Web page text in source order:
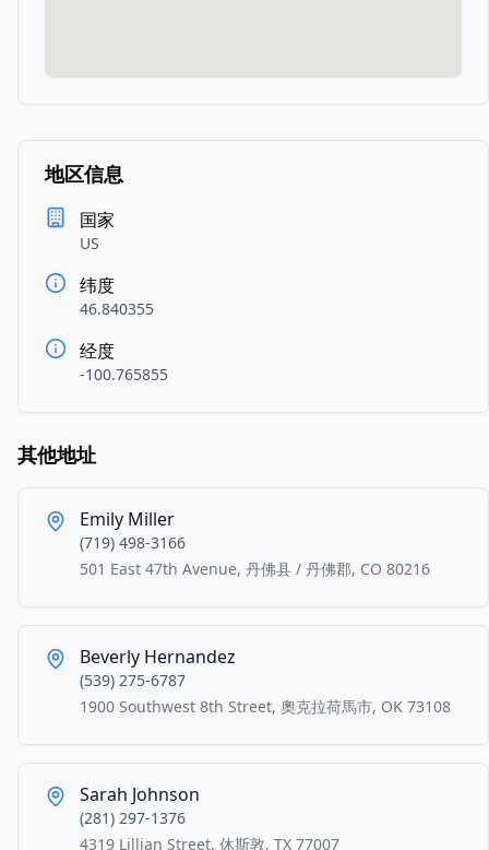
地区信息
国家
US
纬度
46.840355
经度
-100.765855
其他地址
Emily Miller
(719) 498-3166
501 East 47th Avenue, 丹佛县 / 丹佛郡, CO 80216
Beverly Hernandez
(539) 275-6787
1900 Southwest 8th Street, 奧克拉荷馬市, OK 73108
Sarah Johnson
(281) 297-1376
4319 Lillian Street, 休斯敦, TX 77007